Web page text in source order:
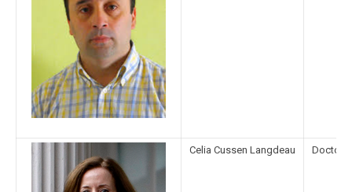
Celia Cussen Langdeau Doctora